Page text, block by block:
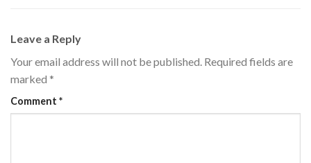
Leave a Reply
Your email address will not be published. Required fields are
marked *
Comment *